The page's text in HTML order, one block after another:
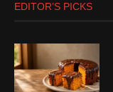
EDITOR’S PICKS